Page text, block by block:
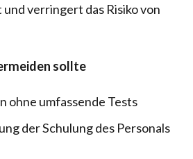
verringert das Risiko von
sollte
ohne umfassende Tests
der Schulung des Personals